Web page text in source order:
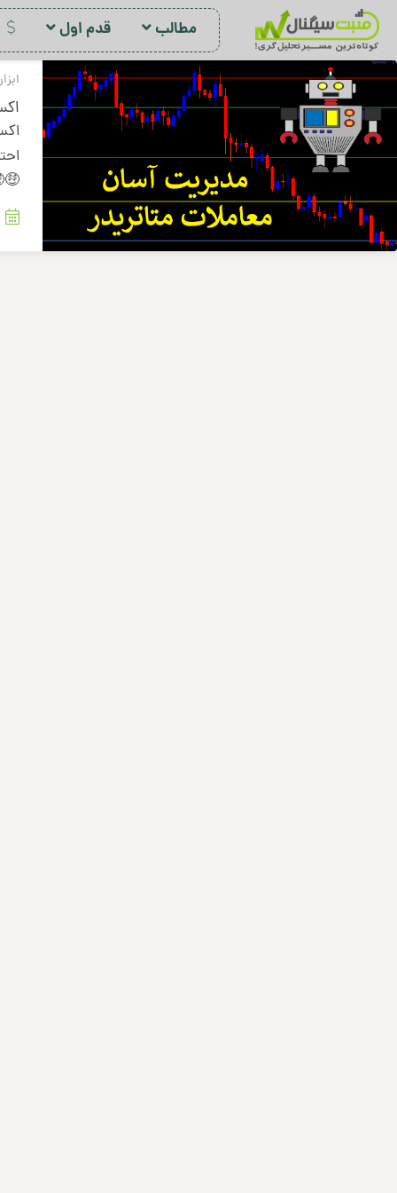
مطالب قدم اول